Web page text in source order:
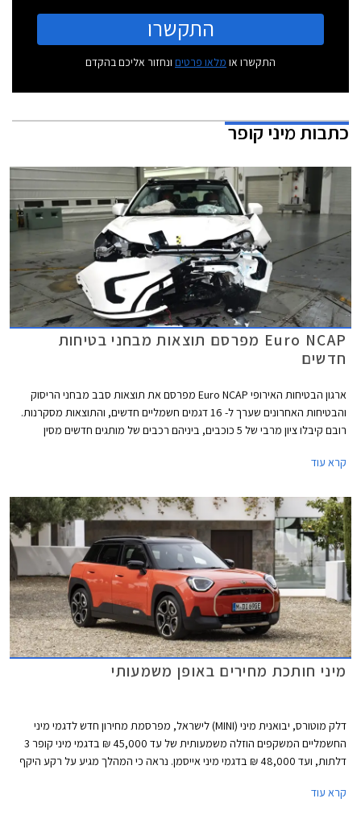
התקשרו
התקשרו או מלאו פרטים ונחזור אליכם בהקדם
כתבותמיני קופר
Euro NCAP מפרסם תוצאות מבחני בטיחות
חדשים
ארגון הבטיחות האירופי Euro NCAP מפרסם את תוצאות סבב מבחני הריסוק
והבטיחות האחרונים שערך ל- 16 דגמים חשמליים חדשים, והתוצאות מסקרנות.
רובם קיבלו ציון מרבי של 5 כוכבים, ביניהם רכבים של מותגים חדשים מסין
ציונים של 4 כוכבים וחלקם כמעט איבדו את הכוכב החמישי.
קרא עוד
מיני חותכת מחירים באופן משמעותי
דלק מוטורס, יבואנית מיני (MINI) לישראל, מפרסמת מחירון חדש לדגמי מיני
החשמליים המשקפים הוזלה משמעותית של עד 45,000 ₪ בדגמי מיני קופר 3
דלתות, ועד 48,000 ₪ בדגמי מיני אייסמן. נראה כי המהלך מגיע על רקע היקף
יותר.
קרא עוד